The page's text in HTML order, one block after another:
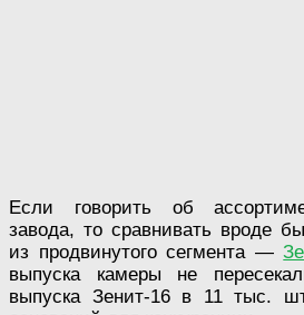
Если говорить об
завода, то сравнивать вроде
из продвинутого сегмента —
выпуска камеры не
выпуска Зенит-16 в 11 тыс.